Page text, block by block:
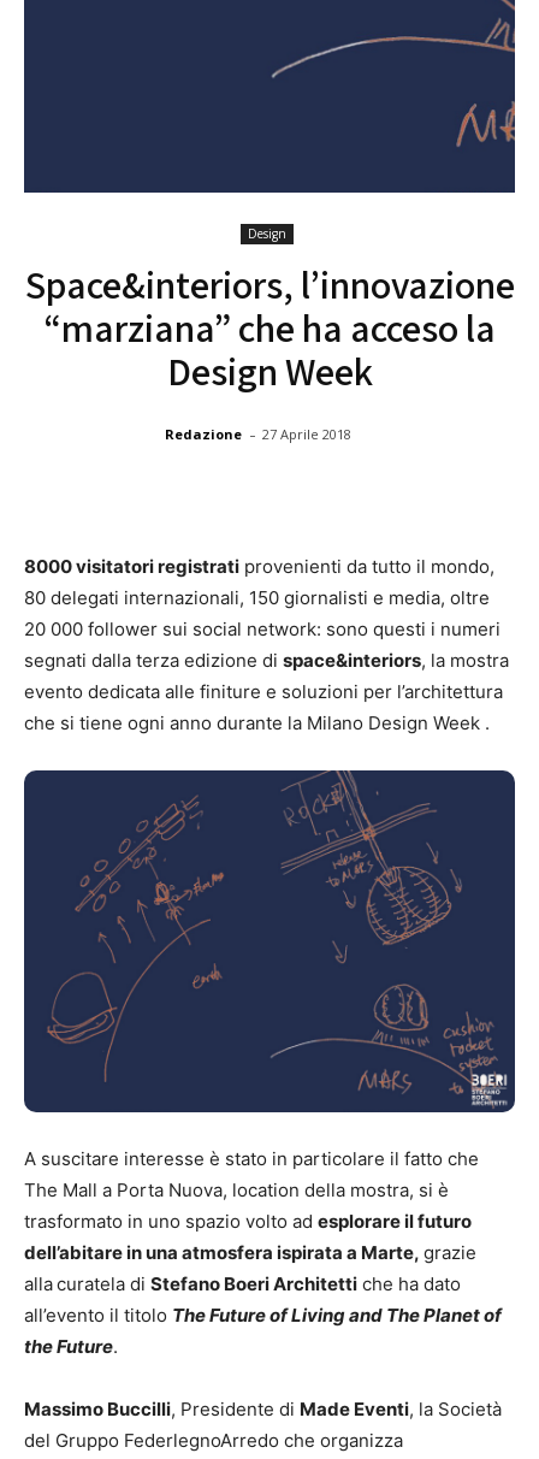
Design
Space&interiors, l’innovazione
“marziana” che ha acceso la
Design Week
Redazione - 27 Aprile 2018
8000 visitatori registrati provenienti da tutto il mondo,
80 delegati internazionali, 150 giornalisti e media, oltre
20 000 follower sui social network: sono questi i numeri
segnati dalla terza edizione di space&interiors, la mostra
evento dedicata alle finiture e soluzioni per l’architettura
che si tiene ogni anno durante la Milano Design Week .
A suscitare interesse è stato in particolare il fatto che
The Mall a Porta Nuova, location della mostra, si è
trasformato in uno spazio volto ad esplorare il futuro
dell’abitare in una atmosfera ispirata a Marte, grazie
allacuratela di Stefano Boeri Architetti che ha dato
all’evento il titolo The Future of Living and The Planet of
the Future.
Massimo Buccilli, Presidente di Made Eventi, la Società
del Gruppo FederlegnoArredo che organizza